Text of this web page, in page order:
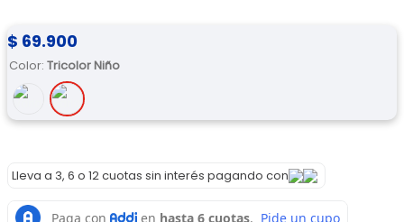
$ 69.900
Color: Tricolor Niño
Lleva a 3, 6 o 12 cuotas sin interés pagando con